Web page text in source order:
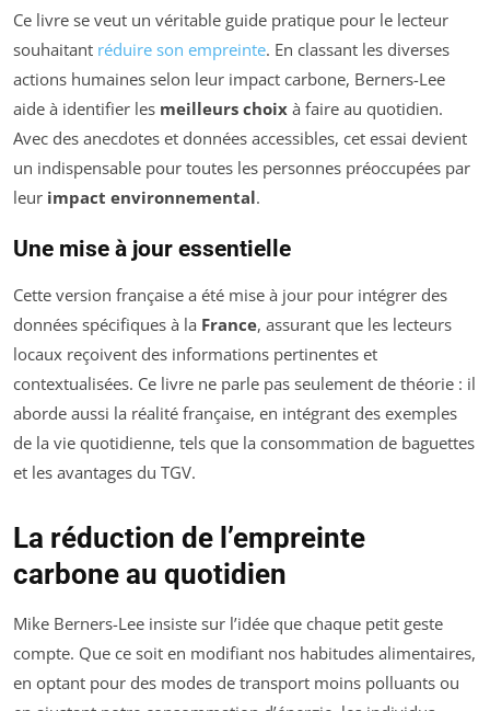
Ce livre se veut un véritable guide pratique pour le lecteur
souhaitant réduire son empreinte. En classant les diverses
actions humaines selon leur impact carbone, Berners-Lee
aide à identifier les meilleurs choix à faire au quotidien.
Avec des anecdotes et données accessibles, cet essai devient
un indispensable pour toutes les personnes préoccupées par
leur impact environnemental.
Une mise à jour essentielle
Cette version française a été mise à jour pour intégrer des
données spécifiques à la France, assurant que les lecteurs
locaux reçoivent des informations pertinentes et
contextualisées. Ce livre ne parle pas seulement de théorie : il
aborde aussi la réalité française, en intégrant des exemples
de la vie quotidienne, tels que la consommation de baguettes
et les avantages du TGV.
La réduction de l’empreinte
carbone au quotidien
Mike Berners-Lee insiste sur l’idée que chaque petit geste
compte. Que ce soit en modifiant nos habitudes alimentaires,
en optant pour des modes de transport moins polluants ou